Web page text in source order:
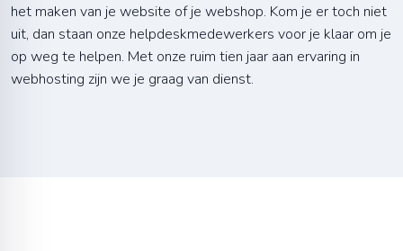
het maken van je website of je webshop. Kom je er toch niet
uit, dan staan onze helpdeskmedewerkers voor je klaar om je
op weg te helpen. Met onze ruim tien jaar aan ervaring in
webhosting zijn we je graag van dienst.